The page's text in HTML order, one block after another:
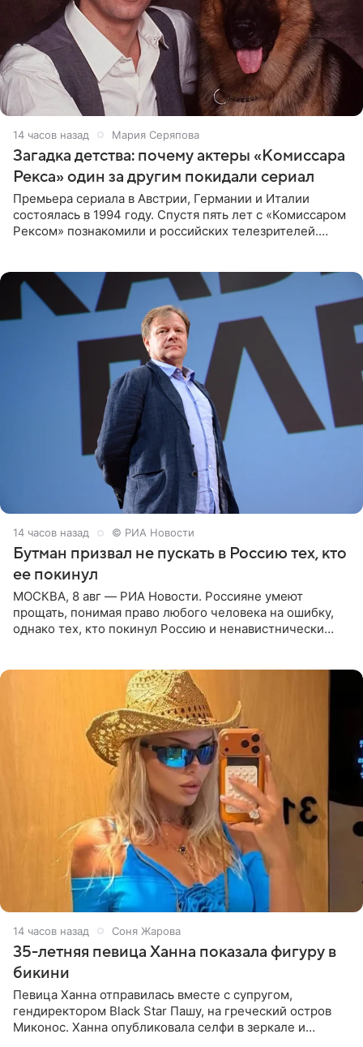
14 часов назад Мария Серяпова
Загадка детства: почему актеры «Комиссара
Рекса» один за другим покидали сериал
Премьера сериала в Австрии, Германии и Италии
состоялась в 1994 году. Спустя пять лет с «Комиссаром
Рексом» познакомили и российских телезрителей.
14 часов назад © РИА Новости
Бутман призвал не пускать в Россию тех, кто
ее покинул
МОСКВА, 8 авг — РИА Новости. Россияне умеют
прощать, понимая право любого человека на ошибку,
однако тех, кто покинул Россию и ненавистнически
14 часов назад Соня Жарова
35-летняя певица Ханна показала фигуру в
бикини
Певица Ханна отправилась вместе с супругом,
гендиректором Black Star Пашу, на греческий остров
Миконос. Ханна опубликовала селфи в зеркале и